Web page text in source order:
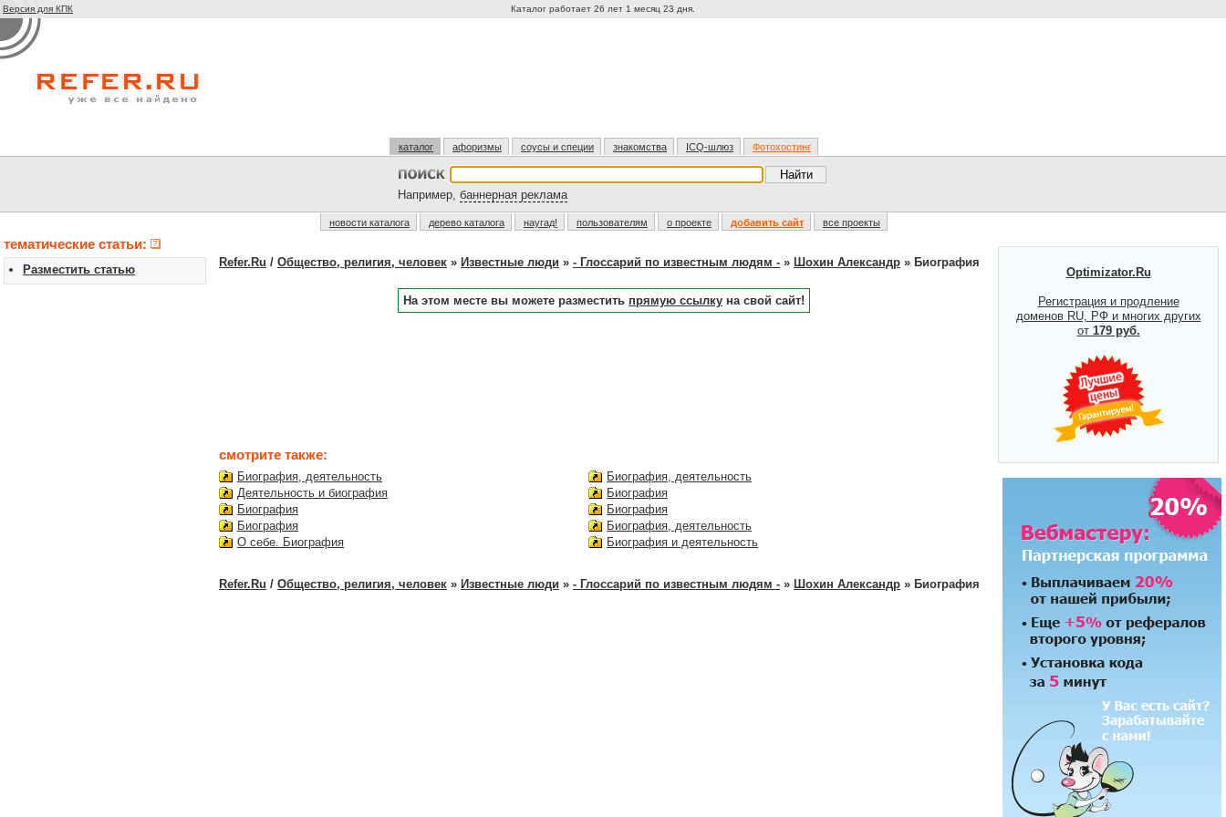
Версия для КПК Каталог работает 26 лет 1 месяц 23 дня.
каталог афоризмы соусы и специи знакомства ICQ-шлюз Фотохостинг
Например, баннерная реклама
новости каталога дерево каталога наугад! пользователям о проекте добавить сайт все проекты
тематические статьи:
Разместить статью
Refer.Ru / Общество, религия, человек » Известные люди » - Глоссарий по известным людям - » Шохин Александр » Биография
На этом месте вы можете разместить прямую ссылку на свой сайт!
смотрите также:
Биография, деятельность
Деятельность и биография
Биография
Биография
О себе. Биография
Биография, деятельность
Биография
Биография
Биография, деятельность
Биография и деятельность
Refer.Ru / Общество, религия, человек » Известные люди » - Глоссарий по известным людям - » Шохин Александр » Биография
Optimizator.Ru
Регистрация и продление
доменов RU, РФ и многих других
от 179 руб.